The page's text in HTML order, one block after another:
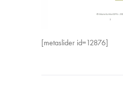
[metaslider id=12876]